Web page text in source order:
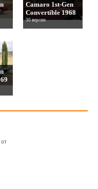
Camaro 1st-Gen
Convertible 1968
30 версии